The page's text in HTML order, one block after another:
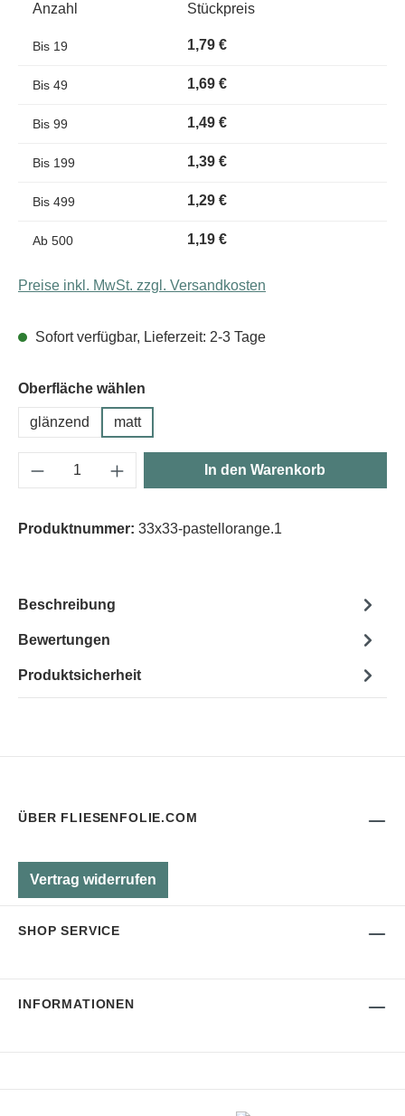
Anzahl Stückpreis
Bis 19 1,79 €
Bis 49 1,69 €
Bis 99 1,49 €
Bis 199 1,39 €
Bis 499 1,29 €
Ab 500 1,19 €
Preise inkl. MwSt. zzgl. Versandkosten
Sofort verfügbar, Lieferzeit: 2-3 Tage
Oberfläche wählen
glänzend matt
Produkt Anzahl: Gib den gewünschten
In den Warenkorb
Produktnummer: 33x33-pastellorange.1
Beschreibung
Bewertungen
Produktsicherheit
ÜBER FLIESENFOLIE.COM
Vertrag widerrufen
SHOP SERVICE
INFORMATIONEN